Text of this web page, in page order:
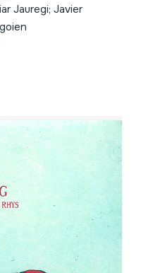
Jauregi; Javier